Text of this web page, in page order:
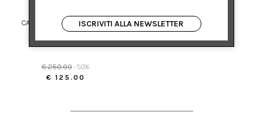
CAPPELLO DONNA IN PAGLIA
BIANCO CON NASTRO
M
€ 250.00 -50%
€ 125.00
ISCRIVITI ALLA NEWSLETTER